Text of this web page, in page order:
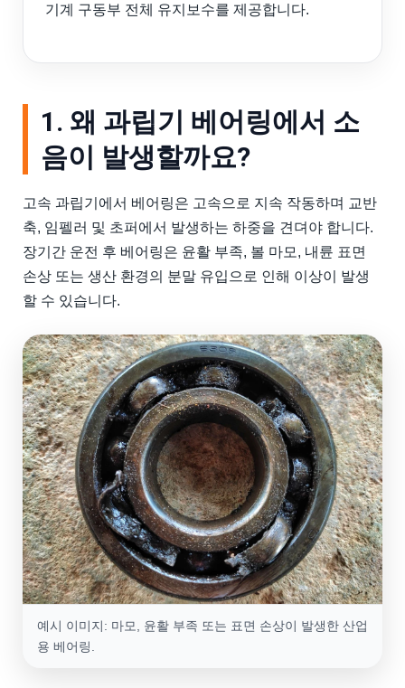
기계 구동부 전체 유지보수를 제공합니다.
1. 왜 과립기 베어링에서 소
음이 발생할까요?
고속 과립기에서 베어링은 고속으로 지속 작동하며 교반
축, 임펠러 및 초퍼에서 발생하는 하중을 견뎌야 합니다.
장기간 운전 후 베어링은 윤활 부족, 볼 마모, 내륜 표면
손상 또는 생산 환경의 분말 유입으로 인해 이상이 발생
할 수 있습니다.
예시 이미지: 마모, 윤활 부족 또는 표면 손상이 발생한 산업
용 베어링.